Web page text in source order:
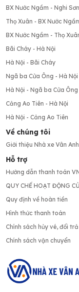
BX Nước Ngầm - Nghi Sơn
Thọ Xuân - BX Nước
BX Nước Ngầm - Thọ
Bãi Cháy - Hà Nội
Hà Nội - Bãi Cháy
Ngã ba Cửa Ông - Hà Nội
Hà Nội - Ngã ba Cửa Ông
Cảng Ao Tiên - Hà Nội
Hà Nội - Cảng Ao Tiên
Về chúng tôi
Giới thiệu Nhà xe Vân Anh
Hỗ trợ
Hướng dẫn thanh toán
QUY CHẾ HOẠT ĐỘNG
Quy định về hoàn tiền
Hình thức thanh toán
Chính sách hủy vé, đổi trả
Chính sách vận chuyển